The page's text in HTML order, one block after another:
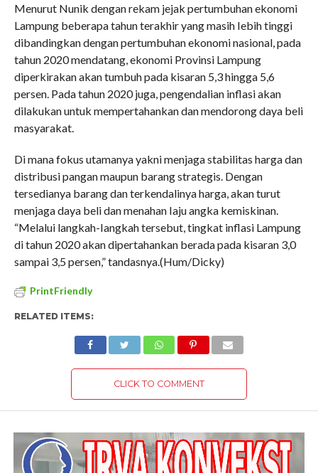
Menurut Nunik dengan rekam jejak pertumbuhan ekonomi
Lampung beberapa tahun terakhir yang masih Iebih tinggi
dibandingkan dengan pertumbuhan ekonomi nasional, pada
tahun 2020 mendatang, ekonomi Provinsi Lampung
diperkirakan akan tumbuh pada kisaran 5,3 hingga 5,6
persen. Pada tahun 2020 juga, pengendalian inflasi akan
dilakukan untuk mempertahankan dan mendorong daya beli
masyarakat.
Di mana fokus utamanya yakni menjaga stabilitas harga dan
distribusi pangan maupun barang strategis. Dengan
tersedianya barang dan terkendalinya harga, akan turut
menjaga daya beli dan menahan Iaju angka kemiskinan.
“Melalui langkah-Iangkah tersebut, tingkat inflasi Lampung
di tahun 2020 akan dipertahankan berada pada kisaran 3,0
sampai 3,5 persen,” tandasnya.(Hum/Dicky)
PrintFriendly
RELATED ITEMS:
CLICK TO COMMENT